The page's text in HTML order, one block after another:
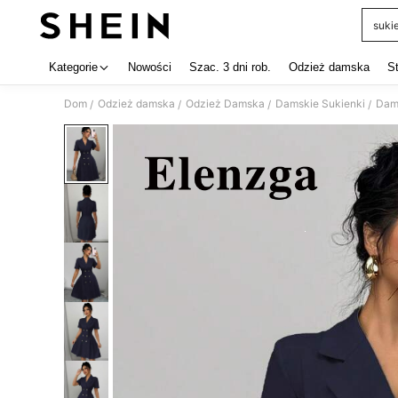
Kategorie Nowości Szac. 3 dni rob. Odzież damska
Dom / Odzież damska / Odzież Damska / Damskie Sukienki /